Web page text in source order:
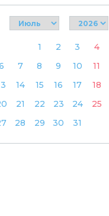
1 2 3 4
7 8 9 10 11
14 15 16 17 18
21 22 23 24 25
28 29 30 31